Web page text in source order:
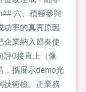
六、積極參與
功率的真實原因
企業納入節奏使
0接直上（像
，攜展示demo光
技術檢。正業務